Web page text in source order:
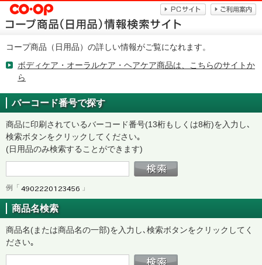
コープ商品（日用品）の詳しい情報がご覧になれます。
ボディケア・オーラルケア・ヘアケア商品は、こちらのサイトか
ら
バーコード番号で探す
商品に印刷されているバーコード番号(13桁もしくは8桁)を入力し､
検索ボタンをクリックしてください｡
(日用品のみ検索することができます)
例「 」
商品名検索
商品名(または商品名の一部)を入力し､検索ボタンをクリックしてく
ださい｡